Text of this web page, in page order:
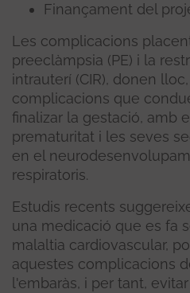
Finançament del
Les complicacions
preeclàmpsia (PE) i la
intrauterí (CIR), donen
complicacions que
finalizar la gestació, amb
prematuritat i les seves
en el
respiratoris.
Estudis recents
una medicació que es fa
malaltia cardiovascular,
aquestes complicacions
l'embaràs, i per tant,